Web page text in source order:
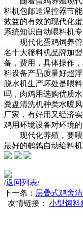
料机包邮送温控器节
效益的有效的现代化蛋
系统知识自动喂料机
现代化蛋鸡饲养管
名十大筛料机品牌加盟
备， 费用， 具体操作，
料设备产品质量好超
脱水机生产坏处是喂
吗， 肉鸡用选购优质
粪盘清洗机种类水暖
厂家， 有好用又经济
鸡用环境设备对环境的
现代化养殖，要
最好的鹌鹑自动给料
/返回列表/
下一条： 层叠式鸡舍
友情链接： 小型饲料